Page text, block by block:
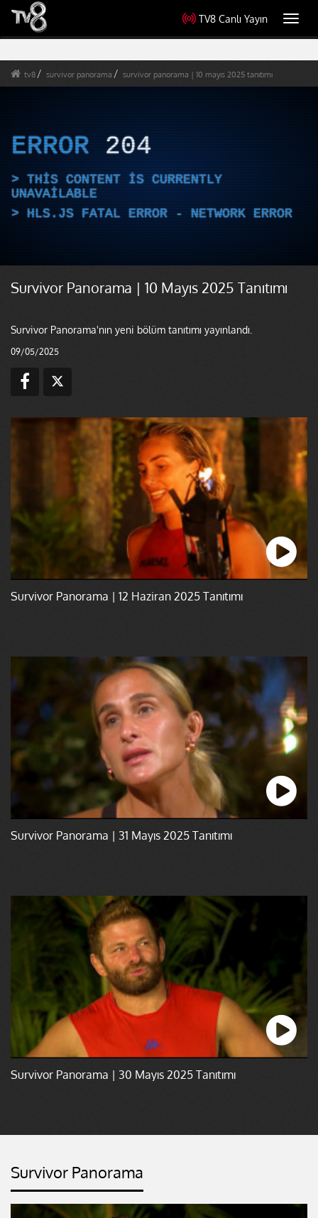
TV8 Canlı Yayın
tv8 survivor panorama survivor panorama | 10 mayıs 2025 tanıtımı
ERROR 204
THIS CONTENT IS CURRENTLY
UNAVAILABLE
HLS.JS FATAL ERROR - NETWORK ERROR
Survivor Panorama | 10 Mayıs 2025 Tanıtımı
Survivor Panorama'nın yeni bölüm tanıtımı yayınlandı.
09/05/2025
Survivor Panorama | 12 Haziran 2025 Tanıtımı
Survivor Panorama | 31 Mayıs 2025 Tanıtımı
Survivor Panorama | 30 Mayıs 2025 Tanıtımı
Survivor Panorama